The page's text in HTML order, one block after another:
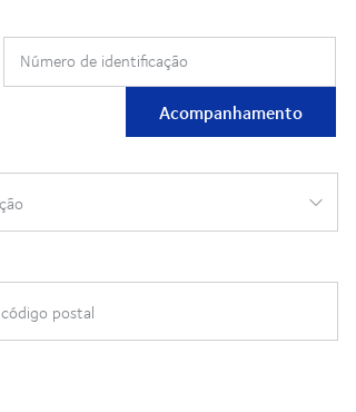
Número de identificação
Acompanhamento